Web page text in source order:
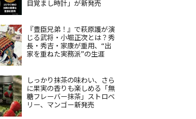
目覚まし時計」が新発売
『豊臣兄弟！』で萩原護が演
じる武将・小堀正次とは？秀
長・秀吉・家康が重用、“出
家を重ねた実務派”の生涯
しっかり抹茶の味わい、さら
に果実の香りも楽しめる「無
糖フレーバー抹茶」ストロベ
リー、マンゴー新発売